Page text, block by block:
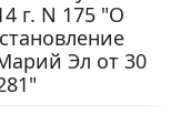
г. N 175 "О
Эл от 30